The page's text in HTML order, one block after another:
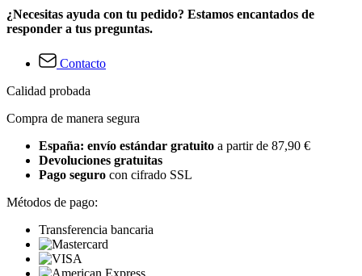
¿Necesitas ayuda con tu pedido? Estamos encantados de
responder a tus preguntas.
Contacto
Calidad probada
Compra de manera segura
España: envío estándar gratuito a partir de 87,90 €
Devoluciones gratuitas
Pago seguro con cifrado SSL
Métodos de pago:
Transferencia bancaria